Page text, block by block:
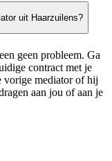
uit Haarzuilens?
geen probleem. Ga
contract met je
vorige mediator of hij
aan jou of aan je